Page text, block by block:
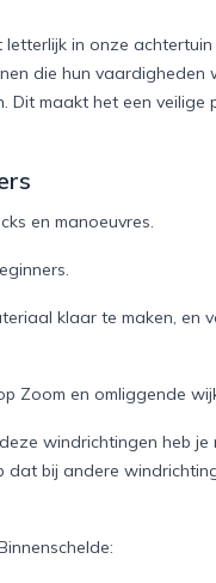
in onze
die hun vaardigheden
maakt het een veilige
en manoeuvres.
klaar te maken, en
Zoom en omliggende
windrichtingen heb
bij andere